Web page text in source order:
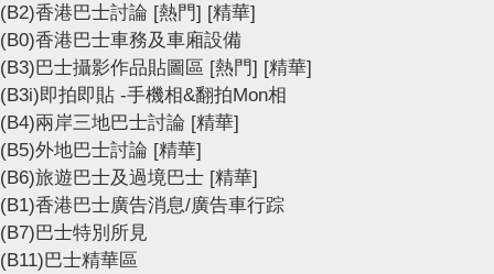
(B2)香港巴士討論 [熱門] [精華]
(B0)香港巴士車務及車廂設備
(B3)巴士攝影作品貼圖區 [熱門] [精華]
(B3i)即拍即貼 -手機相&翻拍Mon相
(B4)兩岸三地巴士討論 [精華]
(B5)外地巴士討論 [精華]
(B6)旅遊巴士及過境巴士 [精華]
(B1)香港巴士廣告消息/廣告車行踪
(B7)巴士特別所見
(B11)巴士精華區